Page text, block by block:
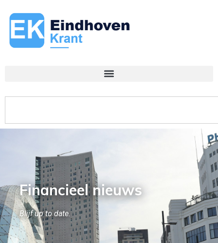
Financieel nieuws
Blijf up to date.